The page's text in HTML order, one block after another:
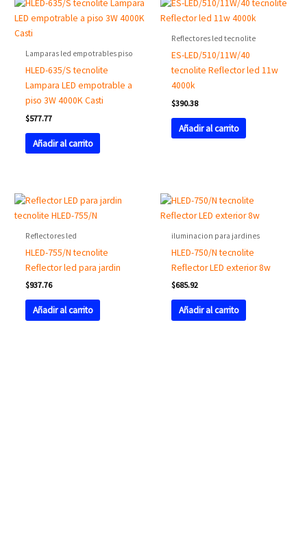
Lamparas led empotrables piso
HLED-635/S tecnolite
Lampara LED empotrable a
piso 3W 4000K Casti
$577.77
Añadir al carrito
Reflectores led tecnolite
ES-LED/510/11W/40
tecnolite Reflector led 11w
4000k
$390.38
Añadir al carrito
Reflectores led
HLED-755/N tecnolite
Reflector led para jardin
$937.76
Añadir al carrito
iluminacion para jardines
HLED-750/N tecnolite
Reflector LED exterior 8w
$685.92
Añadir al carrito